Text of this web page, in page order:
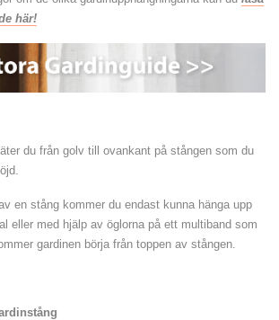
här!
du från golv till ovankant på stången som du
en stång kommer du endast kunna hänga upp
eller med hjälp av öglorna på ett multiband som
gardinen börja från toppen av stången.